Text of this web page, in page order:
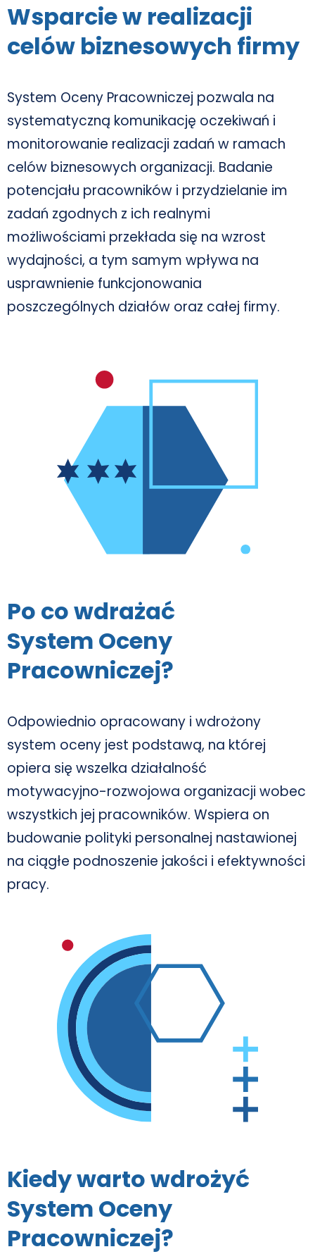
Wsparcie w realizacji
celów biznesowych firmy
System Oceny Pracowniczej pozwala na
systematyczną komunikację oczekiwań i
monitorowanie realizacji zadań w ramach
celów biznesowych organizacji. Badanie
potencjału pracowników i przydzielanie im
zadań zgodnych z ich realnymi
możliwościami przekłada się na wzrost
wydajności, a tym samym wpływa na
usprawnienie funkcjonowania
poszczególnych działów oraz całej firmy.
Po co wdrażać
System Oceny
Pracowniczej?
Odpowiednio opracowany i wdrożony
system oceny jest podstawą, na której
opiera się wszelka działalność
motywacyjno-rozwojowa organizacji wobec
wszystkich jej pracowników. Wspiera on
budowanie polityki personalnej nastawionej
na ciągłe podnoszenie jakości i efektywności
pracy.
Kiedy warto wdrożyć
System Oceny
Pracowniczej?